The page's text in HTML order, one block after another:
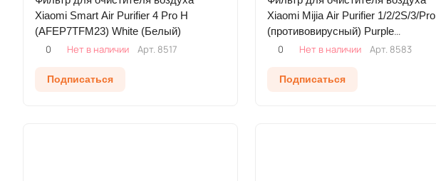
Xiaomi Smart Air Purifier 4 Pro H
(AFEP7TFM23) White (Белый)
0 Нет в наличии Арт. 8517
Подписаться
Xiaomi Mijia Air Purifier 1/2/2S/3/Pro
(противовирусный) Purple
(Фиолетовый)
0 Нет в наличии Арт. 8583
Подписаться